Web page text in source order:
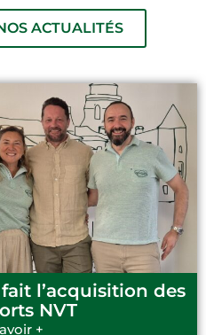
ACTUALITÉS
l’acquisition des
NVT
+